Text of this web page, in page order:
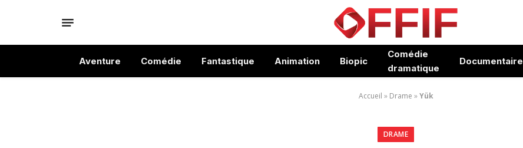
Aventure Comédie Fantastique Animation Biopic
Comédie
dramatique
Documentaire
Accueil » Drame »Yük
DRAME